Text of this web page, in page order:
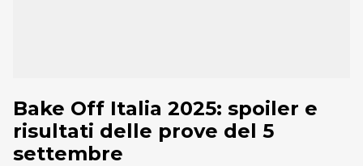
Bake Off Italia 2025: spoiler e
risultati delle prove del 5
settembre